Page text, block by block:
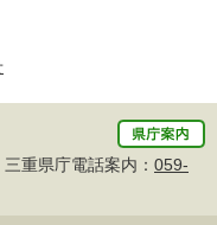
重県庁電話案内： 059-